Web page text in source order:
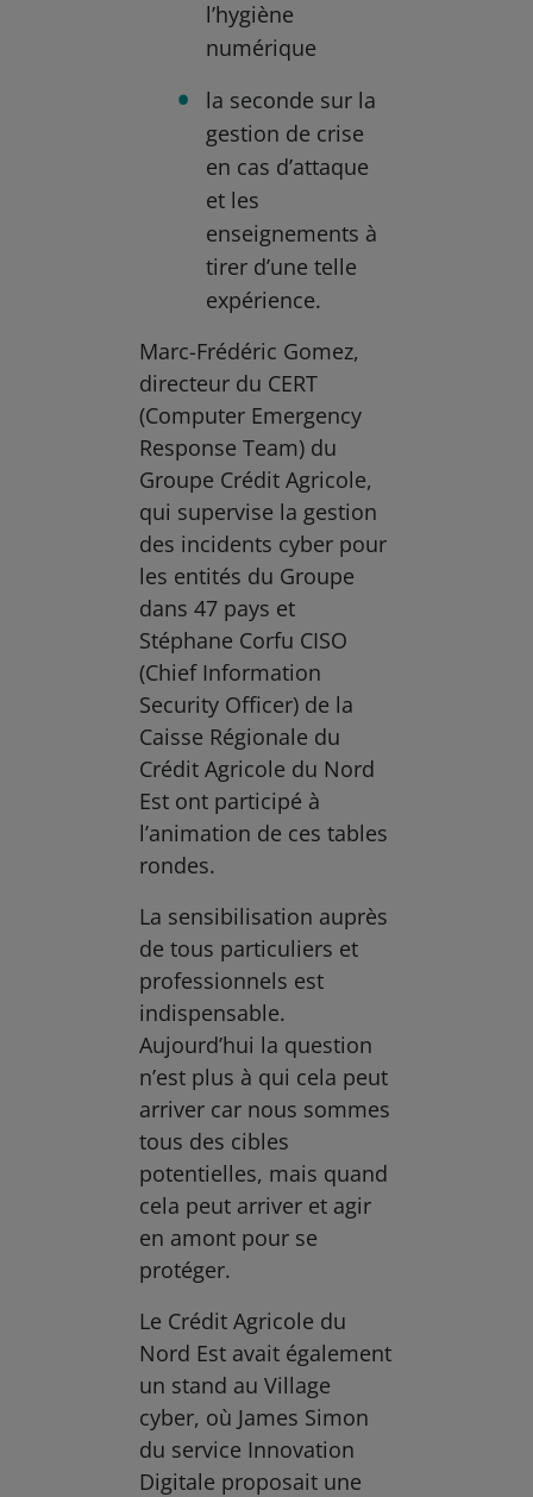
l’hygiène
numérique
la seconde sur la
gestion de crise
en cas d’attaque
et les
enseignements à
tirer d’une telle
expérience.
Marc-Frédéric Gomez,
directeur du CERT
(Computer Emergency
Response Team) du
Groupe Crédit Agricole,
qui supervise la gestion
des incidents cyber pour
les entités du Groupe
dans 47 pays et
Stéphane Corfu CISO
(Chief Information
Security Officer) de la
Caisse Régionale du
Crédit Agricole du Nord
Est ont participé à
l’animation de ces tables
rondes.
La sensibilisation auprès
de tous particuliers et
professionnels est
indispensable.
Aujourd’hui la question
n’est plus à qui cela peut
arriver car nous sommes
tous des cibles
potentielles, mais quand
cela peut arriver et agir
en amont pour se
protéger.
Le Crédit Agricole du
Nord Est avait également
un stand au Village
cyber, où James Simon
du service Innovation
Digitale proposait une